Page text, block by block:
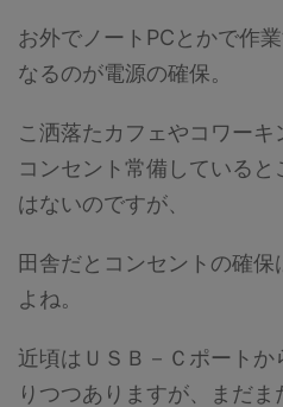
お外でノートPCとかで作
なるのが電源の確保。
こ洒落たカフェやコワーキ
コンセント常備している
はないのですが、
田舎だとコンセントの確
よね。
近頃はＵＳＢ－Ｃポートか
りつつありますが、まだ